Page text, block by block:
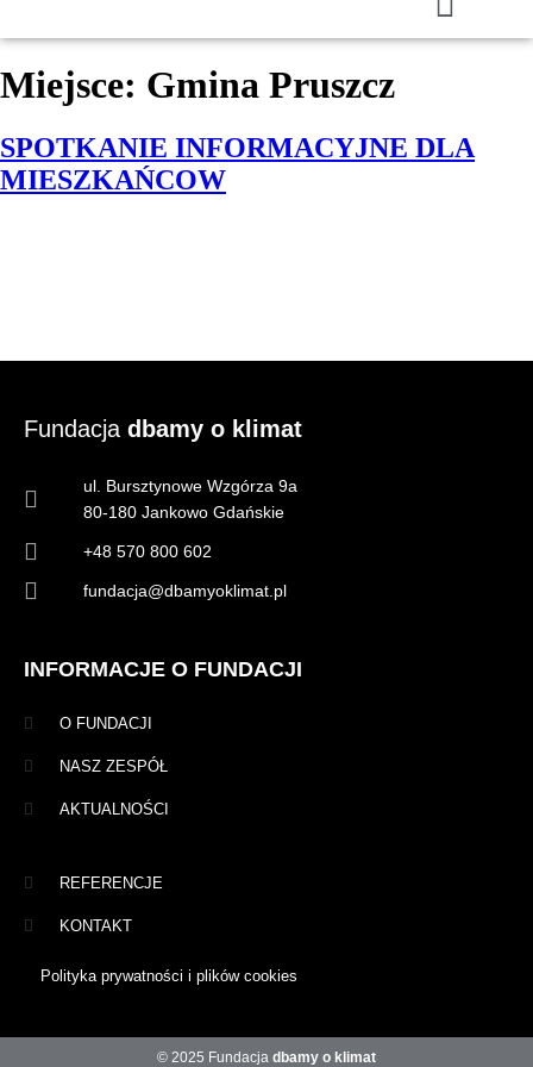
Miejsce: Gmina Pruszcz
SPOTKANIE INFORMACYJNE DLA
MIESZKAŃCOW
Fundacja dbamy o klimat
ul. Bursztynowe Wzgórza 9a
80-180 Jankowo Gdańskie
+48 570 800 602
fundacja@dbamyoklimat.pl
INFORMACJE O FUNDACJI
O FUNDACJI
NASZ ZESPÓŁ
AKTUALNOŚCI
REFERENCJE
KONTAKT
Polityka prywatności i plików cookies
© 2025 Fundacja dbamy o klimat